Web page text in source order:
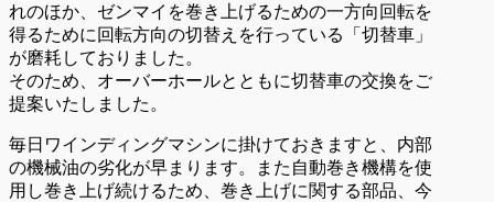
れのほか、ゼンマイを巻き上げるための一方向回転を
得るために回転方向の切替えを行っている「切替車」
が磨耗しておりました。
そのため、オーバーホールとともに切替車の交換をご
提案いたしました。
毎日ワインディングマシンに掛けておきますと、内部
の機械油の劣化が早まります。また自動巻き機構を使
用し巻き上げ続けるため、巻き上げに関する部品、今